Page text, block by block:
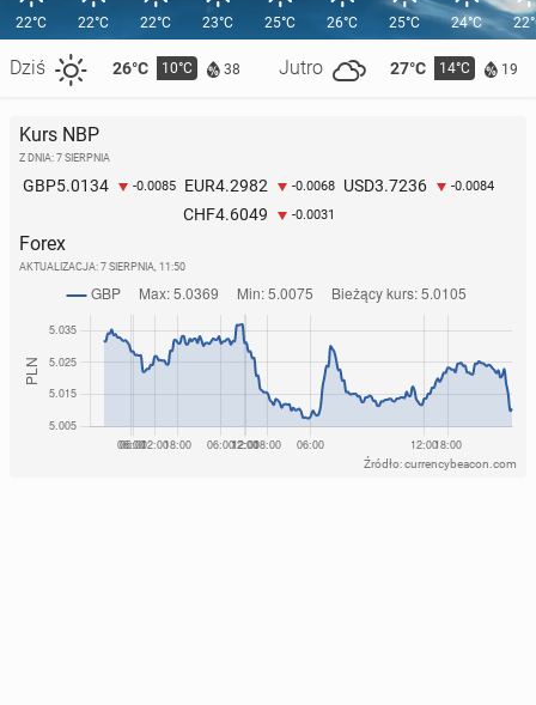
22°C
Dziś 26°C 10°C 38 Jutro 27°C 14°C 19
22°C 22°C 23°C 25°C 26°C 25°C 24°C
Kurs NBP
Z DNIA: 7 SIERPNIA
GBP5.0134 -0.0085 EUR4.2982 -0.0068 USD3.7236 -0.0084
CHF4.6049 -0.0031
Forex
AKTUALIZACJA: 7 SIERPNIA, 11:50
Źródło: currencybeacon.com